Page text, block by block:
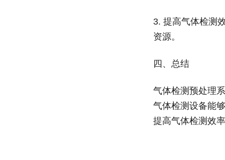
3. 提高气体检测
资源。
四、总结
气体检测预处理
气体检测设备能
提高气体检测效